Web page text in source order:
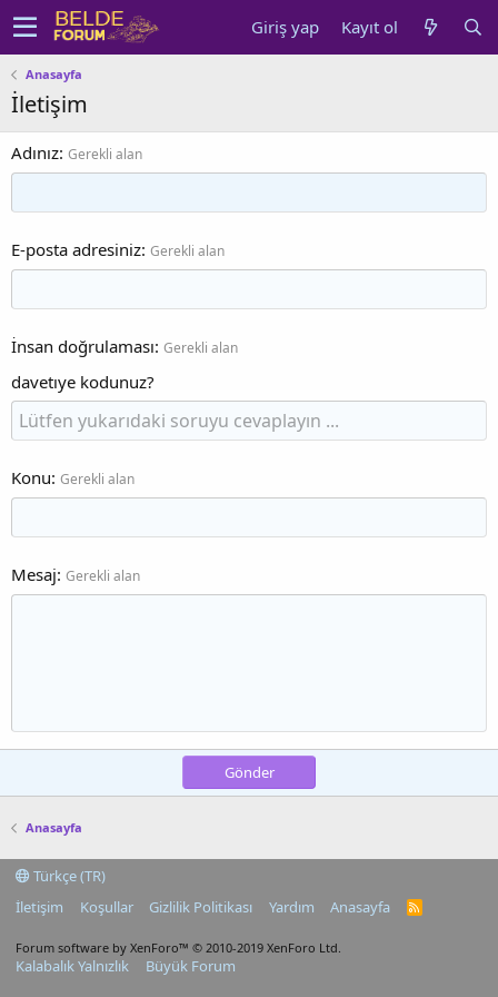
Giriş yap Kayıt ol
Anasayfa
İletişim
Adınız Gerekli alan
E-posta adresiniz Gerekli alan
İnsan doğrulaması Gerekli alan
davetıye kodunuz?
Konu Gerekli alan
Mesaj Gerekli alan
Gönder
Anasayfa
Türkçe (TR)
İletişim
Koşullar Gizlilik Politikası Yardım Anasayfa
R
Forum software by XenForo™ © 2010-2019 XenForo Ltd.
Kalabalık Yalnızlık Büyük Forum